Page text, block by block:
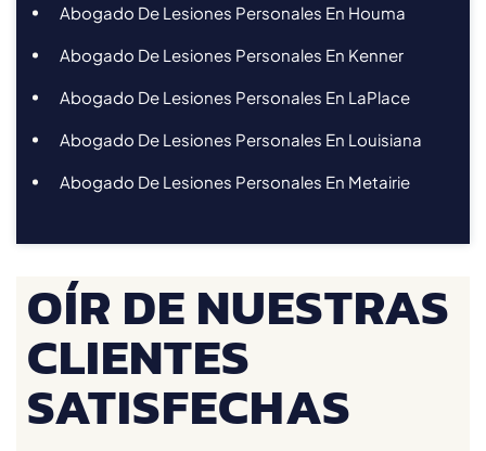
Abogado De Lesiones Personales En Houma
Abogado De Lesiones Personales En Kenner
Abogado De Lesiones Personales En LaPlace
Abogado De Lesiones Personales En Louisiana
Abogado De Lesiones Personales En Metairie
OÍR DE NUESTRAS
CLIENTES
SATISFECHAS